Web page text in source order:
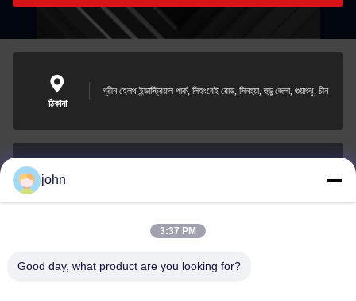
ঠিকানা
গ্রীন হেলথ ইন্ডাস্ট্রিয়াল পার্ক, লিহংবেই রোড, সিনহুয়া, হুডু জেলা, গুয়াংঝু, চীন
0086-153-7406-6785
john
3:37 PM
Good day, what product are you looking for?